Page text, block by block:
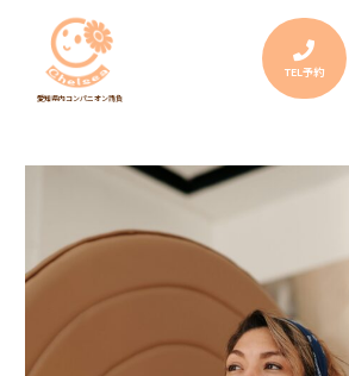
愛知県内コンパニオン請負
TEL予約
navigation